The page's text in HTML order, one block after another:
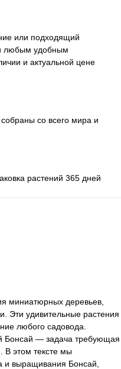
или подходящий
любым удобным
и актуальной цене
со всего мира и
растений 365 дней
миниатюрных деревьев,
Эти удивительные растения
любого садовода.
Бонсай — задача требующая
В этом тексте мы
и выращивания Бонсай,